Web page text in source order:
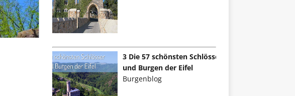
3 Die 57 schönsten Schlösser
und Burgen der Eifel
Burgenblog